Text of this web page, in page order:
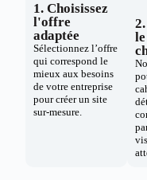
1. Choisissez
l'offre
adaptée
Sélectionnez l’offre
qui correspond le
mieux aux besoins
de votre entreprise
pour créer un site
sur-mesure.